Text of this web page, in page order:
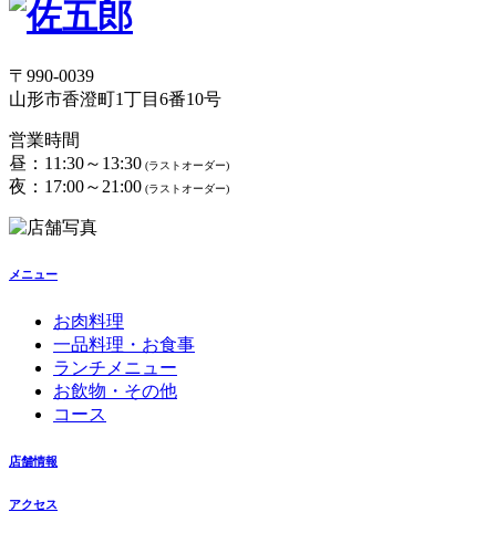
〒990-0039
山形市香澄町1丁目6番10号
営業時間
昼：11:30～13:30 (ラストオーダー)
夜：17:00～21:00 (ラストオーダー)
メニュー
お肉料理
一品料理・お食事
ランチメニュー
お飲物・その他
コース
店舗情報
アクセス